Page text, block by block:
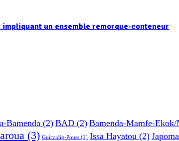
un ensemble remorque-conteneur
Bamenda (2) BAD (2) Bamenda-Mamfe-
(3) Guirvidig-Pouss (1) Issa Hayatou (2) Japoma